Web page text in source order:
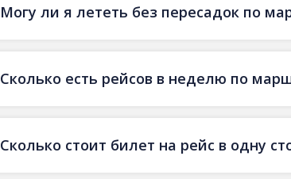
Могу ли я лететь без пересадок по
Сколько есть рейсов в неделю по
Сколько стоит билет на рейс в одну